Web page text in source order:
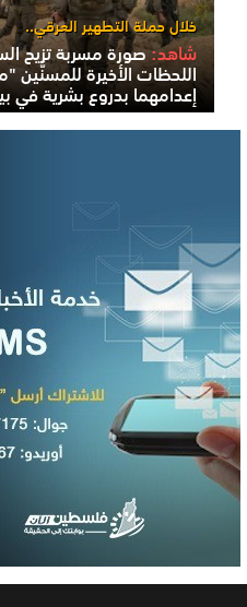
خلال حملة التطهير العرقي..
شاهد:صورة مسربة تزيح
اللحظات الأخيرة
إعدامهما بدروع بشرية في